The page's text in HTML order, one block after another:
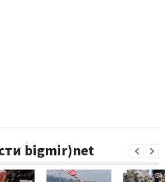
bigmir)net